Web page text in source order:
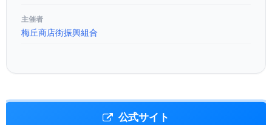
主催者
梅丘商店街振興組合
公式サイト